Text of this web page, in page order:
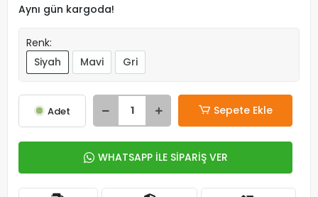
Aynı gün kargoda!
Renk:
Siyah
Mavi Gri
Adet Sepete Ekle
WHATSAPP İLE SİPARİŞ VER